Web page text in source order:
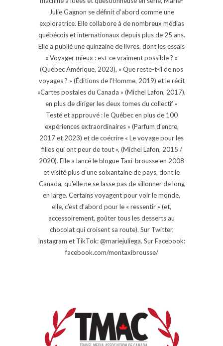
Julie Gagnon se définit d’abord comme une
exploratrice. Elle collabore à de nombreux médias
québécois et internationaux depuis plus de 25 ans.
Elle a publié une quinzaine de livres, dont les essais
« Voyager mieux : est-ce vraiment possible ? »
(Québec Amérique, 2023), « Que reste-t-il de nos
voyages ? » (Éditions de l'Homme, 2019) et le récit
«Cartes postales du Canada » (Michel Lafon, 2017),
en plus de diriger les deux tomes du collectif «
Testé et approuvé : le Québec en plus de 100
expériences extraordinaires » (Parfum d'encre,
2017 et 2023) et de coécrire « Le voyage pour les
filles qui ont peur de tout », (Michel Lafon, 2015 /
2020). Elle a lancé le blogue Taxi-brousse en 2008
et visité plus d'une soixantaine de pays, dont le
Canada, qu'elle ne se lasse pas de sillonner de long
en large. Certains voyagent pour voir le monde,
elle, c’est d’abord pour le « ressentir » (et,
accessoirement, goûter tous les desserts au
chocolat qui croisent sa route). Sur Twitter,
Instagram et TikTok: @mariejuliega. Sur Facebook:
facebook.com/montaxibrousse/